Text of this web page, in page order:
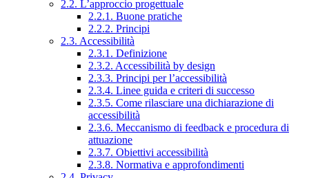
2.2. L’approccio progettuale
2.2.1. Buone pratiche
2.2.2. Principi
2.3. Accessibilità
2.3.1. Definizione
2.3.2. Accessibilità by design
2.3.3. Principi per l’accessibilità
2.3.4. Linee guida e criteri di successo
2.3.5. Come rilasciare una dichiarazione di
accessibilità
2.3.6. Meccanismo di feedback e procedura di
attuazione
2.3.7. Obiettivi accessibilità
2.3.8. Normativa e approfondimenti